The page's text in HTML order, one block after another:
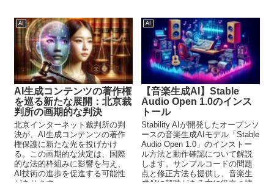
AI
AI生成コンテンツの著作権
を巡る新たな展開：北京裁
判所の画期的な判決
北京インターネット裁判所の判
決が、AI生成コンテンツの著作
権保護に新たな光を投げかけ
る。この画期的な決定は、国際
的な法的枠組みに影響を与え、
AI技術の進歩を促進する可能性
があります。
AI
【音楽生成AI】Stable
Audio Open 1.0のインス
トール
Stability AIが開発したオープンソ
ースの音楽生成AIモデル「Stable
Audio Open 1.0」のインストー
ル方法と動作確認について解説
します。サンプルコードの問題
点と修正方法も提供し、音楽生
成AIに興味がある方に役立つ情